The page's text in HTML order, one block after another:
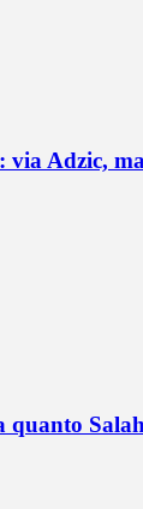
via Adzic,
quanto